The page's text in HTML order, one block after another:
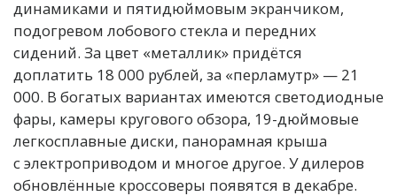
динамиками и пятидюймовым экранчиком,
подогревом лобового стекла и передних
сидений. За цвет «металлик» придётся
доплатить 18 000 рублей, за «перламутр» — 21
000. В богатых вариантах имеются светодиодные
фары, камеры кругового обзора, 19-дюймовые
легкосплавные диски, панорамная крыша
с электроприводом и многое другое. У дилеров
обновлённые кроссоверы появятся в декабре.